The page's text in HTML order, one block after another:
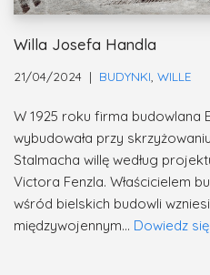
Willa Josefa Handla
21/04/2024 BUDYNKI WILLE
W 1925 roku firma budowlana
wybudowała przy
Stalmacha willę według
Victora Fenzla. Właścicielem
wśród bielskich budowli
międzywojennym… Dowiedz